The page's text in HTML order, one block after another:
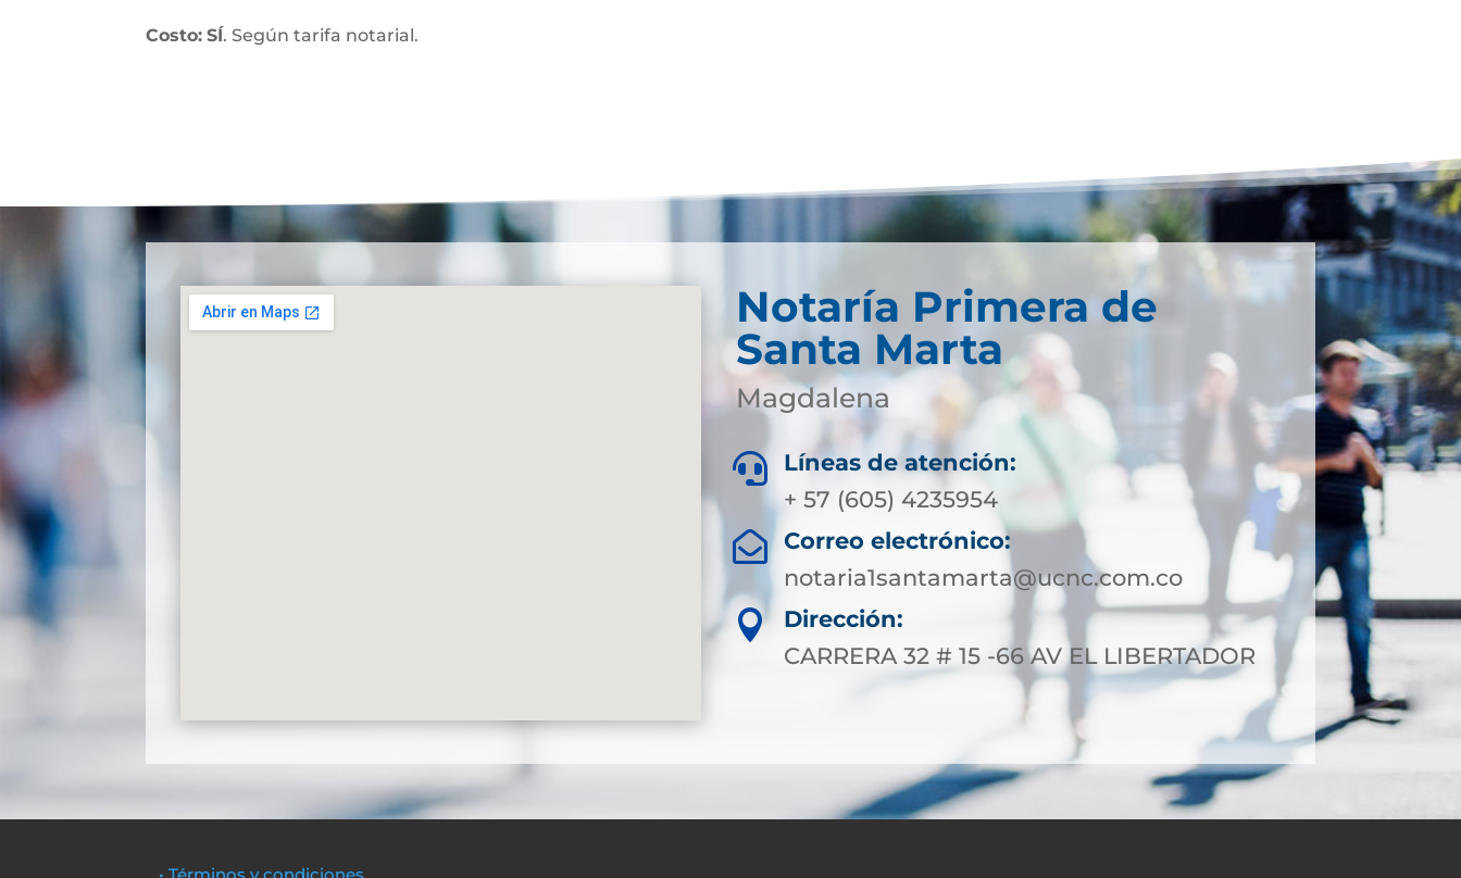
Costo: SÍ. Según tarifa notarial.
Notaría Primera de
Santa Marta
Magdalena

Líneas de atención:
+ 57 (605) 4235954

Correo electrónico:
notaria1santamarta@ucnc.com.co

Dirección:
CARRERA 32 # 15 -66 AV EL LIBERTADOR
• Términos y condiciones